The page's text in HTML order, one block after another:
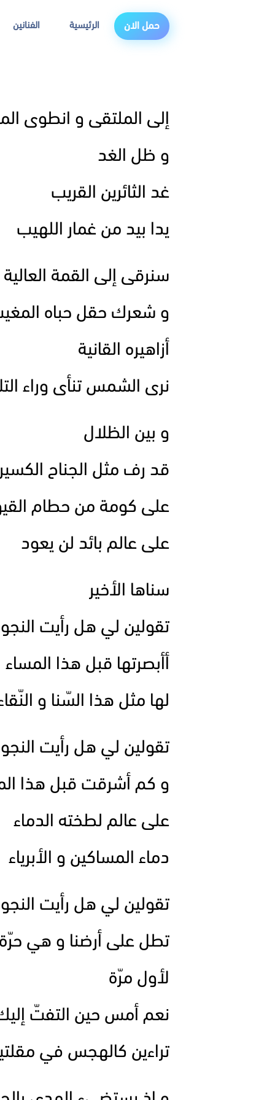
حمل الان الرئيسية الفنانين
إلى الملتقى و انطوى
و ظل الغد
غد الثائرين القريب
يدا بيد من غمار اللهيب
سنرقى إلى القمة العالية
و شعرك حقل حباه
أزاهيره القانية
نرى الشمس تنأى وراء
و بين الظلال
قد رف مثل الجناح الكسير
على كومة من حطام
على عالم بائد لن يعود
سناها الأخير
تقولين لي هل رأيت
أأبصرتها قبل هذا المساء
لها مثل هذا السّنا و
تقولين لي هل رأيت
و كم أشرقت قبل هذا
على عالم لطخته الدماء
دماء المساكين و الأبرياء
تقولين لي هل رأيت
تطل على أرضنا و هي حرّة
لأول مرّة
نعم أمس حين التفتّ
تراءين كالهجس في